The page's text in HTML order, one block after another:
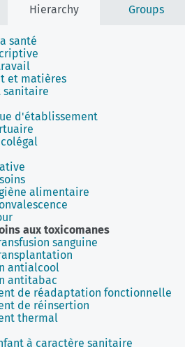
Hierarchy Groups
santé
et matières
sanitaire
d'établissement
alimentaire
aux toxicomanes
sanguine
antialcool
antitabac
de réadaptation fonctionnelle
de réinsertion
thermal
à caractère sanitaire